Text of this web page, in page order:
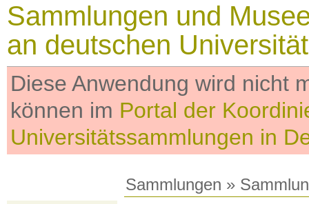
Sammlungen und
an deutschen
Diese Anwendung wird nicht
können im Portal der
Universitätssammlungen in
Sammlungen »